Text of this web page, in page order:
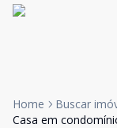
Home
Buscar
Casa em